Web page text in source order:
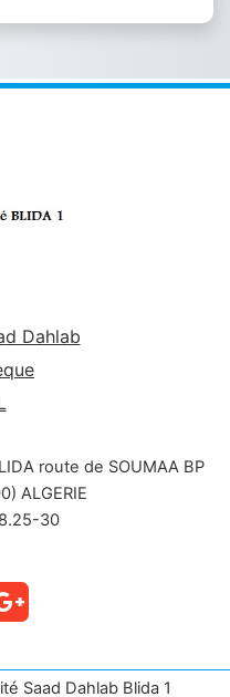
Dahlab
route de SOUMAA BP
ALGERIE
30
Saad Dahlab Blida 1